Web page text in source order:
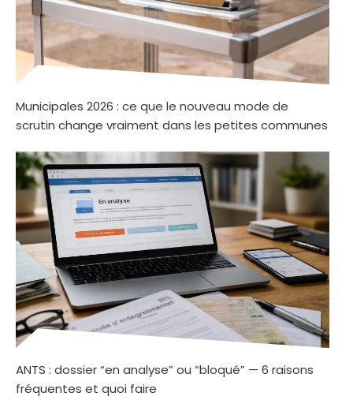
Municipales 2026 : ce que le nouveau mode de
scrutin change vraiment dans les petites communes
ANTS : dossier “en analyse” ou “bloqué” — 6 raisons
fréquentes et quoi faire